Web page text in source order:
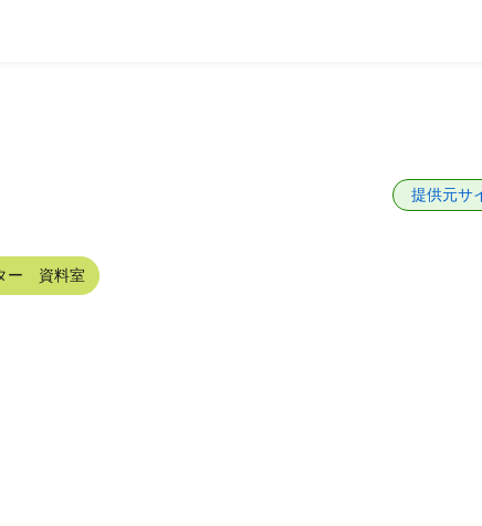
提供元サ
ー 資料室